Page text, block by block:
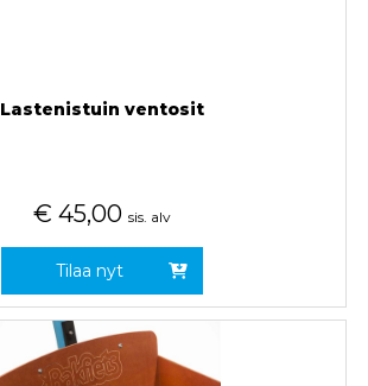
Lastenistuin ventosit
€ 45,00 sis. alv
Tilaa nyt